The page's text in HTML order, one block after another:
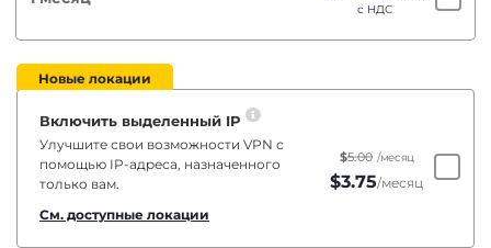
с НДС
Новые локации
Включить выделенный IP
Улучшите свои возможности VPN с
помощью IP-адреса, назначенного
только вам.
См. доступные локации
$5.00 /месяц
$3.75/месяц